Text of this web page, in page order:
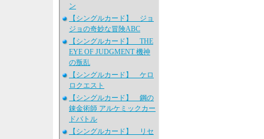
ン
【シングルカード】 ジョ
ジョの奇妙な冒険ABC
【シングルカード】 THE
EYE OF JUDGMENT 機神
の叛乱
【シングルカード】 ケロ
ロクエスト
【シングルカード】 鋼の
錬金術師 アルケミックカー
ドバトル
【シングルカード】 リセ